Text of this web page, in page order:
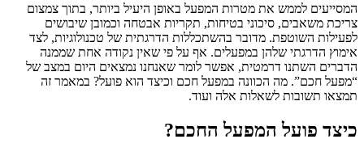
המסייעים לממש את מטרות המפעל באופן היעיל ביותר, בתוך צמצום
צריכת משאבים, סיכוני בטיחות, תקריות אבטחה וכמובן שיבושים
לפעילות השוטפת. מדובר בהשתכללות הדרגתית של טכנולוגיות, לצד
אימוץ הדרגתי שלהן במפעלים. אף על פי שאין נקודה אחת שממנה
הדברים השתנו דרמטית, אפשר לומר שאנחנו נמצאים היום במצב של
“מפעל חכם”. מה הכוונה במפעל חכם וכיצד הוא פועל? במאמר זה
תמצאו תשובות לשאלות אלה ועוד.
כיצד פועל המפעל החכם?